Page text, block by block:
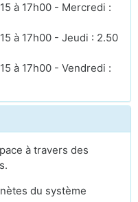
à 17h00 - Mercredi :
à 17h00 - Jeudi : 2.50
à 17h00 - Vendredi :
à travers des
du système